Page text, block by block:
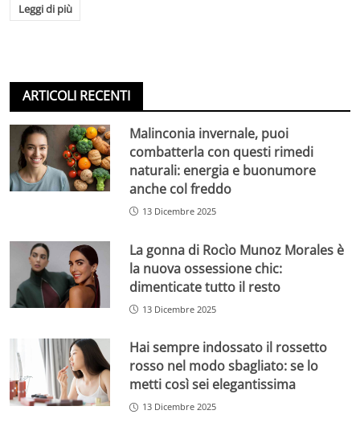
Leggi di più
ARTICOLI RECENTI
Malinconia invernale, puoi
combatterla con questi rimedi
naturali: energia e buonumore
anche col freddo
13 Dicembre 2025
La gonna di Rocìo Munoz Morales è
la nuova ossessione chic:
dimenticate tutto il resto
13 Dicembre 2025
Hai sempre indossato il rossetto
rosso nel modo sbagliato: se lo
metti così sei elegantissima
13 Dicembre 2025